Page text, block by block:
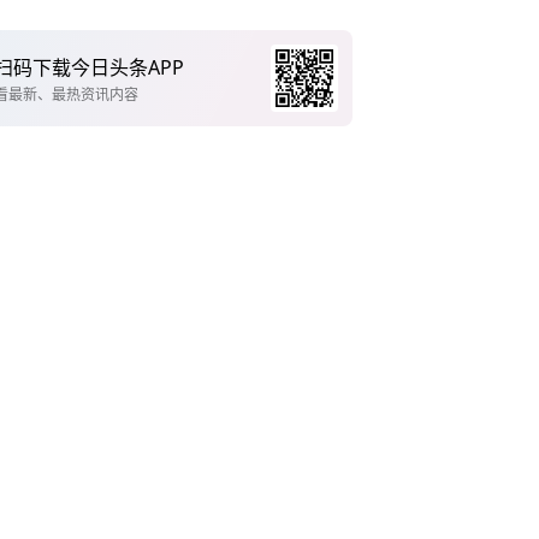
码下载今日头条APP
最新、最热资讯内容